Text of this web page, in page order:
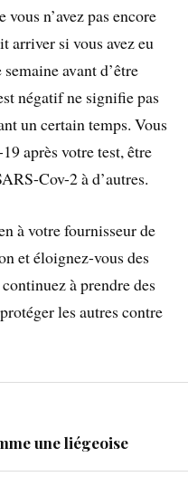
n’avez pas encore
arriver si vous avez eu
avant d’être
négatif ne signifie pas
un certain temps. Vous
après votre test, être
Cov-2 à d’autres.
à votre fournisseur de
et éloignez-vous des
à prendre des
les autres contre
une liégeoise